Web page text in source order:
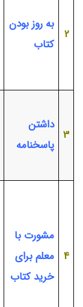
2
به روز بودن
کتاب
3
داشتن
پاسخنامه
4
مشورت با
معلم برای
خرید کتاب